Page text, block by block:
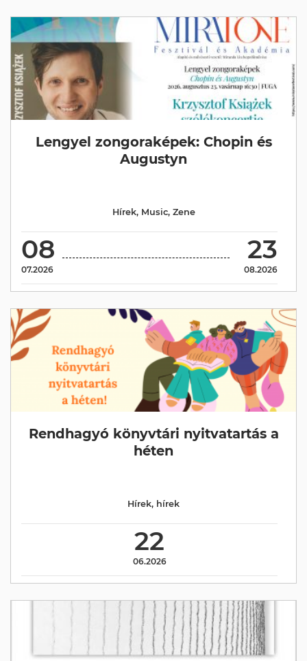
Lengyel zongoraképek: Chopin és
Augustyn
08
07.2026
23
08.2026
Hírek, Music, Zene
Rendhagyó könyvtári nyitvatartás a
héten
22
06.2026
Hírek, hírek